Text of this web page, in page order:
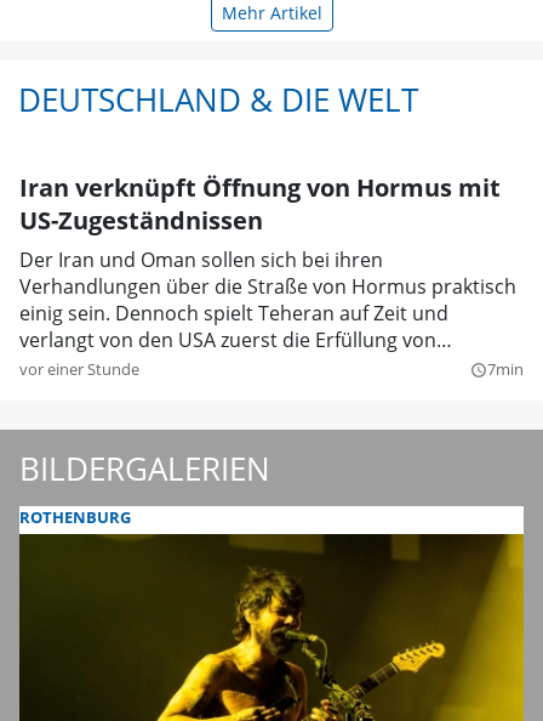
Mehr Artikel
DEUTSCHLAND & DIE WELT
Iran verknüpft Öffnung von Hormus mit
US-Zugeständnissen
Der Iran und Oman sollen sich bei ihren
Verhandlungen über die Straße von Hormus praktisch
einig sein. Dennoch spielt Teheran auf Zeit und
verlangt von den USA zuerst die Erfüllung von
Vorleistungen.
vor einer Stunde query_builder7min
BILDERGALERIEN
ROTHENBURG